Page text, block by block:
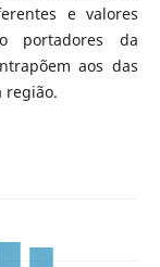
e valores
portadores da
aos das
região.